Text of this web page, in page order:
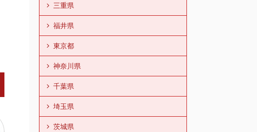
三重県
福井県
東京都
神奈川県
千葉県
埼玉県
茨城県